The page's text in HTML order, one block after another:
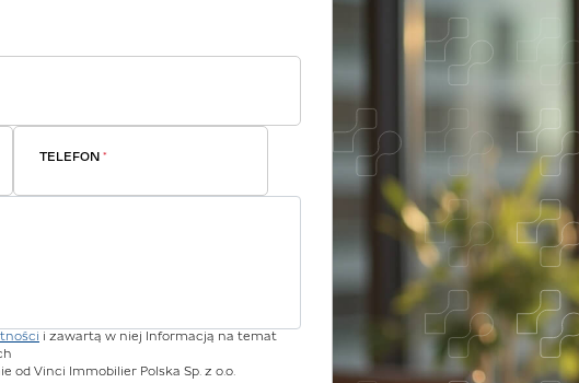
TELEFON *
i zawartą w niej Informacją na temat
od Vinci Immobilier Polska Sp. z o.o.